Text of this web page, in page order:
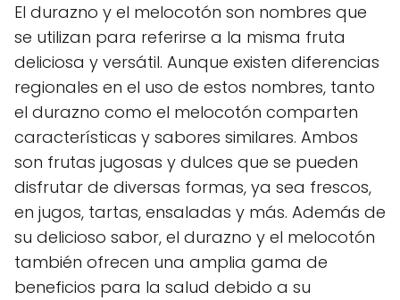
El durazno y el melocotón son nombres que
se utilizan para referirse a la misma fruta
deliciosa y versátil. Aunque existen diferencias
regionales en el uso de estos nombres, tanto
el durazno como el melocotón comparten
características y sabores similares. Ambos
son frutas jugosas y dulces que se pueden
disfrutar de diversas formas, ya sea frescos,
en jugos, tartas, ensaladas y más. Además de
su delicioso sabor, el durazno y el melocotón
también ofrecen una amplia gama de
beneficios para la salud debido a su